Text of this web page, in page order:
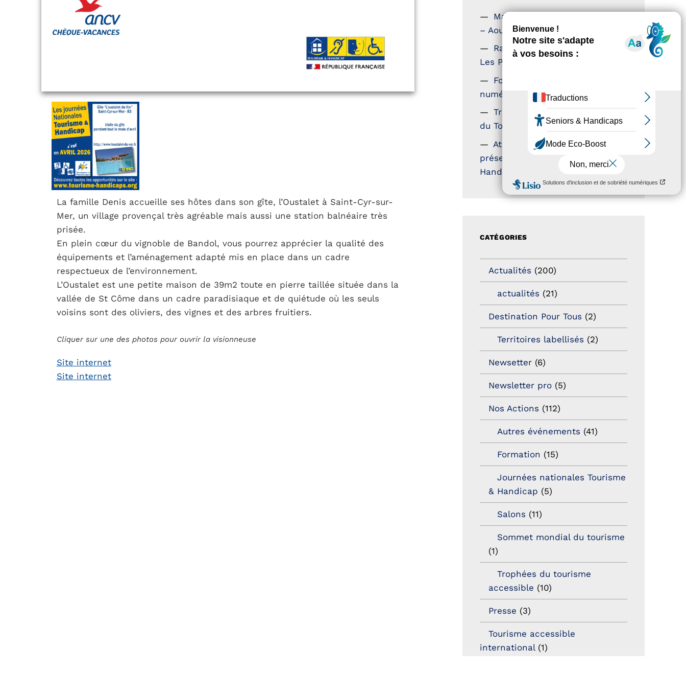
La famille Denis accueille ses hôtes dans son gîte, l’Oustalet à Saint-Cyr-sur-
Mer, un village provençal très agréable mais aussi une station balnéaire très
prisée.
En plein cœur du vignoble de Bandol, vous pourrez apprécier la qualité des
équipements et l’aménagement adapté mis en place dans un cadre
respectueux de l’environnement.
L’Oustalet est une petite maison de 39m2 toute en pierre taillée située dans la
vallée de St Côme dans un cadre paradisiaque et de quiétude où les seuls
voisins sont des oliviers, des vignes et des arbres fruitiers.
Cliquer sur une des photos pour ouvrir la visionneuse
Site internet
Site internet
Magazine Tourisme Accessible
– Aout 2026
Rallye Aicha des Gazelles –
Les Petillantes
Formation Communication
numérique
Trophées Horizons – Acteurs
du Tourisme Durable
Atout France – flyer
présentation label Tourisme &
Handicap
CATÉGORIES
Actualités (200)
actualités (21)
Destination Pour Tous (2)
Territoires labellisés (2)
Newsetter (6)
Newsletter pro (5)
Nos Actions (112)
Autres événements (41)
Formation (15)
Journées nationales Tourisme
& Handicap (5)
Salons (11)
Sommet mondial du tourisme
(1)
Trophées du tourisme
accessible (10)
Presse (3)
Tourisme accessible
international(1)